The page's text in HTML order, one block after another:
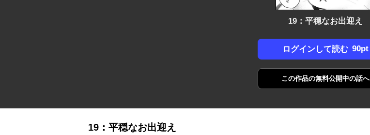
19：平穏なお出迎え
ログインして読む 90pt
この作品の無料公開中の話へ
19：平穏なお出迎え